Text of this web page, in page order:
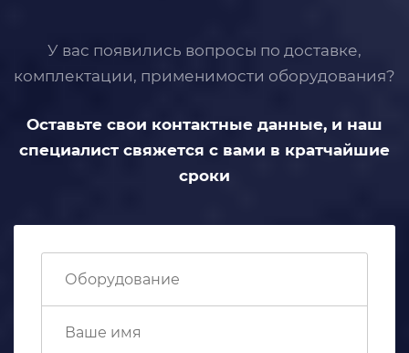
У вас появились вопросы по доставке,
комплектации, применимости оборудования?
Оставьте свои контактные данные, и наш
специалист свяжется с вами в кратчайшие
сроки